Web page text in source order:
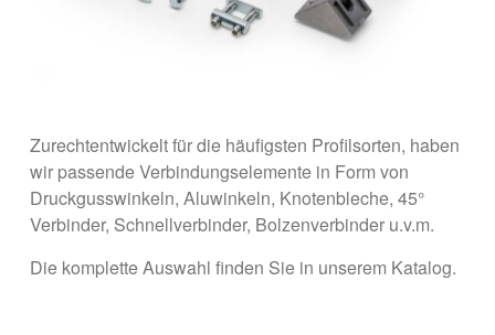
Zurechtentwickelt für die häufigsten Profilsorten, haben
wir passende Verbindungselemente in Form von
Druckgusswinkeln, Aluwinkeln, Knotenbleche, 45°
Verbinder, Schnellverbinder, Bolzenverbinder u.v.m.
Die komplette Auswahl finden Sie in unserem Katalog.